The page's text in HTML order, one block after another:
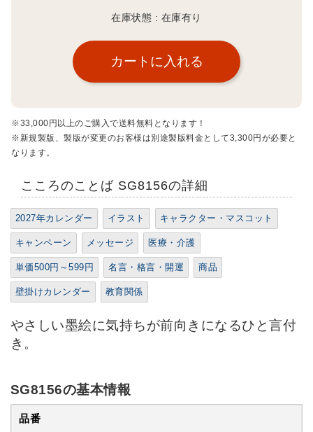
在庫状態 : 在庫有り
※33,000円以上のご購入で送料無料となります！
※新規製版、製版が変更のお客様は別途製版料金として3,300円が必要と
なります。
こころのことば SG8156の詳細
2027年カレンダー イラスト キャラクター・マスコット
キャンペーン メッセージ 医療・介護
単価500円～599円 名言・格言・開運 商品
壁掛けカレンダー 教育関係
やさしい墨絵に気持ちが前向きになるひと言付
き。
SG8156の基本情報
品番